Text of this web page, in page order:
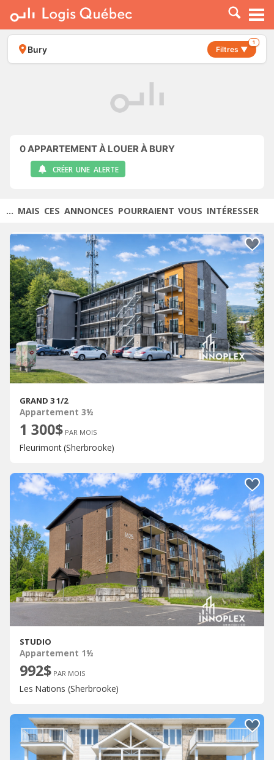
À LOUER
À VENDRE
PLACER UNE ANNONCE
Bury Filtres ▼
1
0APPARTEMENT À LOUER À BURY
CRÉER UNE ALERTE
... MAIS CES ANNONCES POURRAIENT VOUS INTÉRESSER
GRAND 3 1/2
Appartement 3½
1 300$ PAR MOIS
Fleurimont (Sherbrooke)
STUDIO
Appartement 1½
992$ PAR MOIS
Les Nations (Sherbrooke)